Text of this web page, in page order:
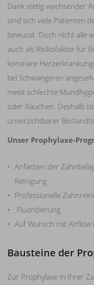
Dank stetig wachsender
sind sich viele Patienten
bewusst. Doch nicht alle
auch als Risikofaktor für
koronare
bei Schwangeren
meist schlechte
oder Rauchen. Deshalb
unverzichtbarer
Unser Prophylaxe-
Anfärben der
Reinigung
Professionelle
Fluoridierung
Auf Wunsch mit Airflow
Bausteine der
Zur Prophylaxe in Ihrer